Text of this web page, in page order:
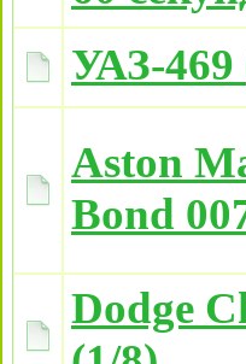
УАЗ-469
Aston
Bond
Dodge